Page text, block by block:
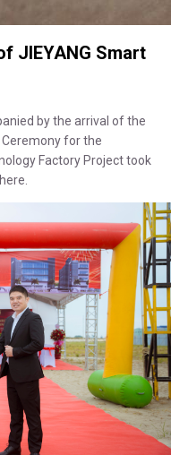
JIEYANG Smart
by the arrival of the
for the
Factory Project took